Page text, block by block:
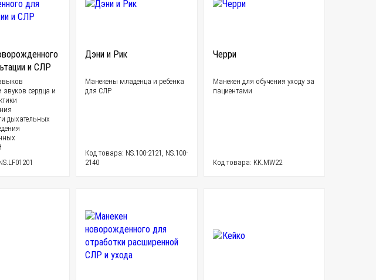
и СЛР
звуков сердца и
дыхательных
Дэни и Рик
Манекены младенца и ребенка
для СЛР
Код товара: NS.100-2121, NS.100-
2140
Черри
Манекен для обучения уходу за
пациентами
Код товара: KK.MW22